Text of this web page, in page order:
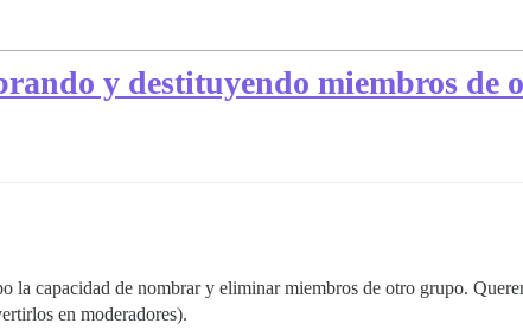
y destituyendo miembros de
la capacidad de nombrar y eliminar miembros de otro grupo.
en moderadores).